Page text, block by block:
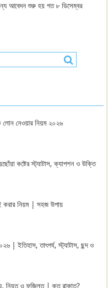
আবেদন শুরু হয় গত ৮ ডিসেম্বর
লোন নেওয়ার নিয়ম ২০২৬
কষ্টের স্ট্যাটাস, ক্যাপশন ও উক্তি
করার নিয়ম | সহজ উপায়
| ইতিহাস, তাৎপর্য, স্ট্যাটাস, ছন্দ ও
নিয়ত ও ফজিলত | কত রাকাত?